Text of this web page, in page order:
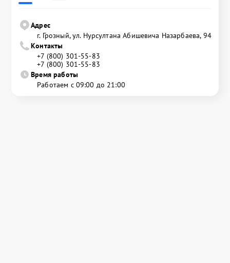
Адрес
г. Грозный, ул. Нурсултана Абишевича Назарбаева, 94
Контакты
+7 (800) 301-55-83
+7 (800) 301-55-83
Время работы
Работаем с 09:00 до 21:00